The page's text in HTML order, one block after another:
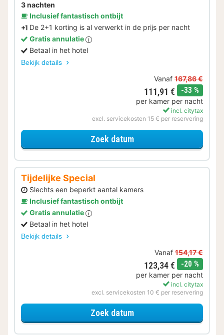
3 nachten
Inclusief fantastisch ontbijt
De 2+1 korting is al verwerkt in de prijs per nacht
Gratis annulatie
Betaal in het hotel
Bekijk details
Vanaf 167,86 €
111,91 € -33 %
per kamer per nacht
incl. citytax
excl. servicekosten 15 € per reservering
Zoek datumvoor 2+1 Special
Tijdelijke Special
Slechts een beperkt aantal kamers
Inclusief fantastisch ontbijt
Gratis annulatie
Betaal in het hotel
Bekijk details
Vanaf 154,17 €
123,34 € -20 %
per kamer per nacht
incl. citytax
excl. servicekosten 10 € per reservering
Zoek datumvoor Tijdelijke Special